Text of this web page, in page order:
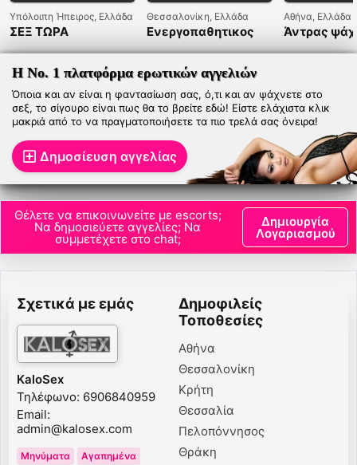
Υπόλοιπη Ήπειρος, Ελλάδα
ΣΕΞ ΤΩΡΑ
Θεσσαλονίκη, Ελλάδα
Ενεργοπαθητικος
Αθήνα, Ελλάδα
Άντρας
γυναίκα
Η Νο. 1 πλατφόρμα ερωτικών αγγελιών
Όποια και αν είναι η φαντασίωση σας, ό,τι και αν ψάχνετε στο
σεξ, το σίγουρο είναι πως θα το βρείτε εδώ! Είστε ελάχιστα κλικ
μακριά από το να πραγματοποιήσετε τα πιο τρελά σας όνειρα!
Δημοσίευση αγγελίας
Θέλετε να επικοινωνείτε με escorts;
Να δημοσιεύετε αγγελίες; Να
συμμετέχετε στο chat;
Δημιουργία
Λογαριασμού
Σχετικά με εμάς
KaloSex
Τηλέφωνο: 6906840959
Email:
admin@kalosex.com
Μηνύματα
Αγαπημένα
Δημοφιλείς
Τοποθεσίες
Αθήνα
Θεσσαλονίκη
Κρήτη
Θεσσαλία
Πελοπόννησος
Θράκη